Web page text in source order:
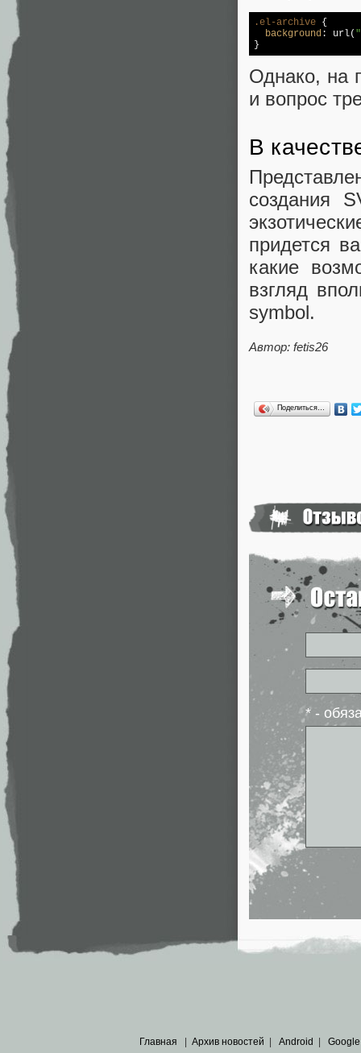
.el-archive {
background: url(
}
Однако, на
и вопрос
В
создания
придется
какие
взгляд
symbol.
Автор: fetis26
Поделиться…
* -
Главная Архив новостей Android Google